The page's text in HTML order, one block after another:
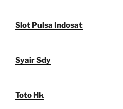
Slot Pulsa Indosat
Syair Sdy
Toto Hk